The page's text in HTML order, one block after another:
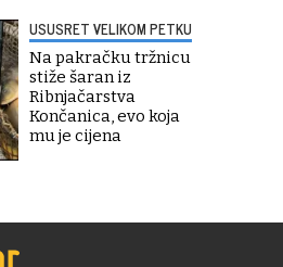
USUSRET VELIKOM PETKU
Na pakračku tržnicu
stiže šaran iz
Ribnjačarstva
Končanica, evo koja
mu je cijena